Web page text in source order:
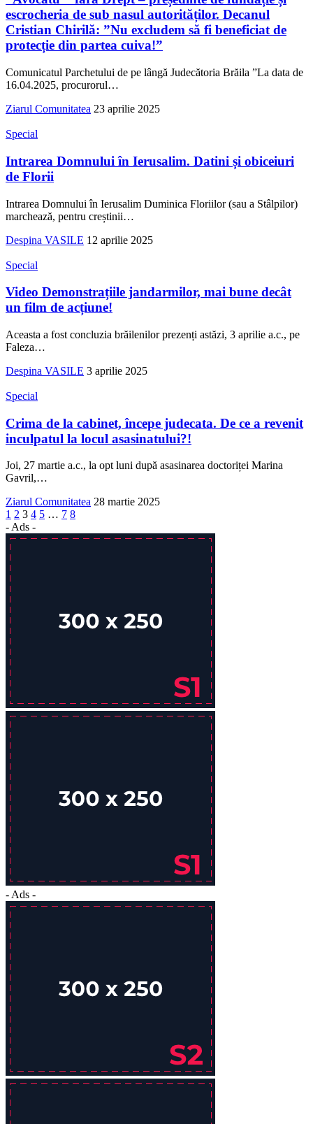
escrocheria de sub nasul autorităților. Decanul
Cristian Chirilă: ”Nu excludem să fi beneficiat de
protecție din partea cuiva!”
Comunicatul Parchetului de pe lângă Judecătoria Brăila ”La data de
16.04.2025, procurorul…
Ziarul Comunitatea 23 aprilie 2025
Special
Intrarea Domnului în Ierusalim. Datini și obiceiuri
de Florii
Intrarea Domnului în Ierusalim Duminica Floriilor (sau a Stâlpilor)
marchează, pentru creștinii…
Despina VASILE 12 aprilie 2025
Special
Video Demonstrațiile jandarmilor, mai bune decât
un film de acțiune!
Aceasta a fost concluzia brăilenilor prezenți astăzi, 3 aprilie a.c., pe
Faleza…
Despina VASILE 3 aprilie 2025
Special
Crima de la cabinet, începe judecata. De ce a revenit
inculpatul la locul asasinatului?!
Joi, 27 martie a.c., la opt luni după asasinarea doctoriței Marina
Gavril,…
Ziarul Comunitatea 28 martie 2025
1 2 3 4 5 … 7 8
- Ads -
- Ads -